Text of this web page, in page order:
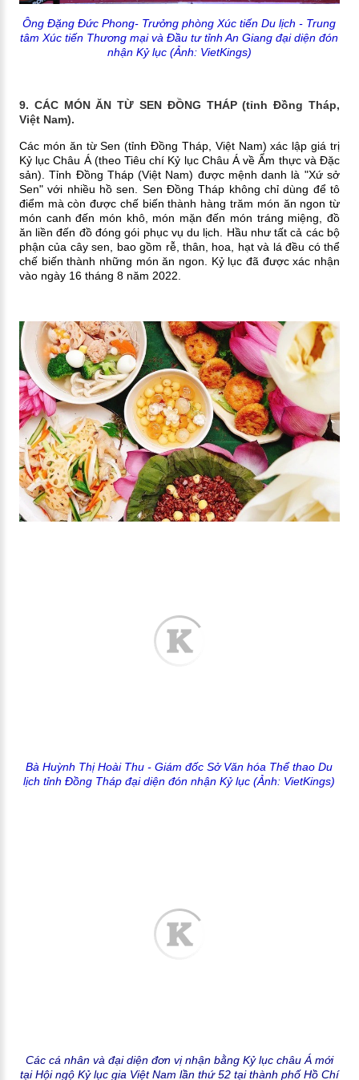
Ông Đặng Đức Phong- Trưởng phòng Xúc tiến Du lịch - Trung
tâm Xúc tiến Thương mại và Đầu tư tỉnh An Giang đại diện đón
nhận Kỷ lục (Ảnh: VietKings)
9. CÁC MÓN ĂN TỪ SEN ĐỒNG THÁP (tỉnh Đồng Tháp,
Việt Nam).
Các món ăn từ Sen (tỉnh Đồng Tháp, Việt Nam) xác lập giá trị
Kỷ lục Châu Á (theo Tiêu chí Kỷ lục Châu Á về Ẩm thực và Đặc
sản). Tỉnh Đồng Tháp (Việt Nam) được mệnh danh là "Xứ sở
Sen" với nhiều hồ sen. Sen Đồng Tháp không chỉ dùng để tô
điểm mà còn được chế biến thành hàng trăm món ăn ngon từ
món canh đến món khô, món mặn đến món tráng miệng, đồ
ăn liền đến đồ đóng gói phục vụ du lịch. Hầu như tất cả các bộ
phận của cây sen, bao gồm rễ, thân, hoa, hạt và lá đều có thể
chế biến thành những món ăn ngon. Kỷ lục đã được xác nhận
vào ngày 16 tháng 8 năm 2022.
Bà Huỳnh Thị Hoài Thu - Giám đốc Sở Văn hóa Thể thao Du
lịch tỉnh Đồng Thápđại diện đón nhận Kỷ lục(Ảnh: VietKings)
Các cá nhân và đại diện đơn vị nhận bằng Kỷ lục châu Á mới
tại Hội ngộ Kỷ lục gia Việt Nam lần thứ 52 tại thành phố Hồ Chí